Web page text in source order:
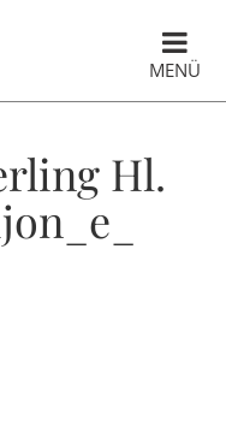
MENÜ
Hl.